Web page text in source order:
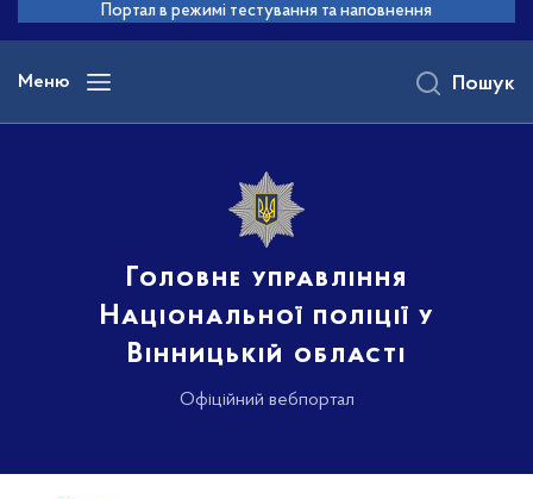
основного
вмісту
Портал в режимі тестування та наповнення
Меню
Головне управління
Національної поліції у
Вінницькій області
Офіційний вебпортал
Пошук